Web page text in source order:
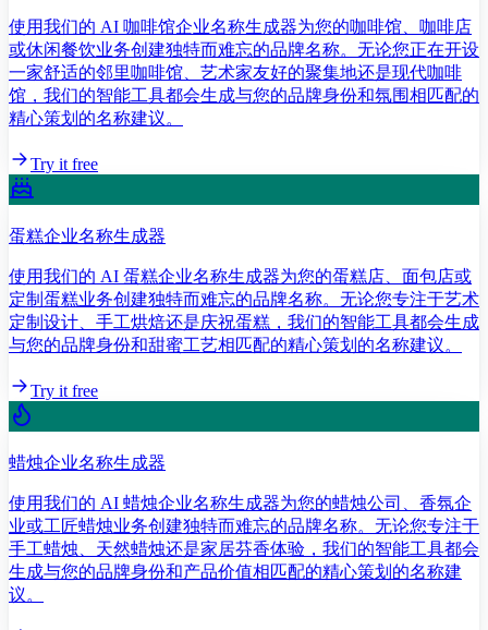
使用我们的 AI 咖啡馆企业名称生成器为您的咖啡馆、咖啡店
或休闲餐饮业务创建独特而难忘的品牌名称。无论您正在开设
一家舒适的邻里咖啡馆、艺术家友好的聚集地还是现代咖啡
馆，我们的智能工具都会生成与您的品牌身份和氛围相匹配的
精心策划的名称建议。
Try it free
蛋糕企业名称生成器
使用我们的 AI 蛋糕企业名称生成器为您的蛋糕店、面包店或
定制蛋糕业务创建独特而难忘的品牌名称。无论您专注于艺术
定制设计、手工烘焙还是庆祝蛋糕，我们的智能工具都会生成
与您的品牌身份和甜蜜工艺相匹配的精心策划的名称建议。
Try it free
蜡烛企业名称生成器
使用我们的 AI 蜡烛企业名称生成器为您的蜡烛公司、香氛企
业或工匠蜡烛业务创建独特而难忘的品牌名称。无论您专注于
手工蜡烛、天然蜡烛还是家居芬香体验，我们的智能工具都会
生成与您的品牌身份和产品价值相匹配的精心策划的名称建
议。